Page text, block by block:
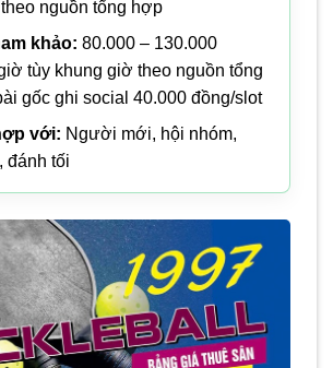
nguồn tổng hợp
khảo: 80.000 – 130.000
tùy khung giờ theo nguồn tổng
gốc ghi social 40.000 đồng/slot
với: Người mới, hội nhóm,
đánh tối